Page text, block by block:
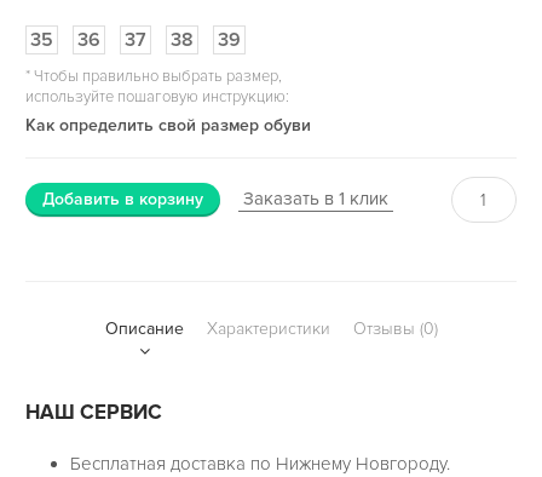
35 36 37 38 39
*Чтобы правильно выбрать размер,
используйте пошаговую инструкцию:
Как определить свой размер обуви
Добавить в корзину Заказать в 1 клик
Описание Характеристики Отзывы (0)
НАШ СЕРВИС
Бесплатная доставка по Нижнему Новгороду.